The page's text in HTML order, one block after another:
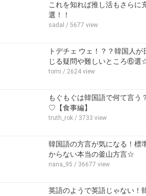
これを知れば推し活もさら
選！！
sadal / 5677 view
トデチェ ウェ！？？韓国人
じる疑問や難しいところ⑥選
tomi / 2624 view
もぐもぐは韓国語で何て言う
♡【食事編】
truth_rok / 3733 view
韓国語の方言が気になる！標
からない本当の釜山方言☆
nana_95 / 36677 view
英語のようで英語じゃない！